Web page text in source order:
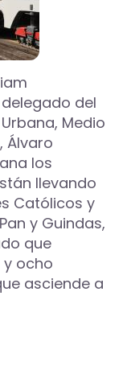
del
Medio
Álvaro
los
llevando
Católicos y
y Guindas,
que
ocho
asciende a